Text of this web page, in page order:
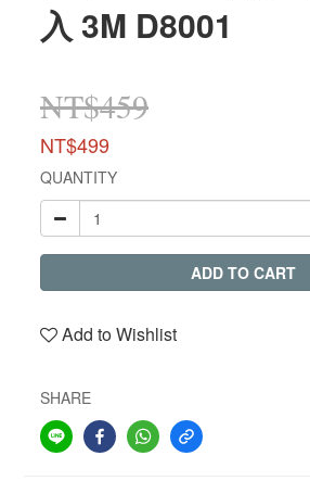
入 3M D8001
NT$459
NT$499
QUANTITY
ADD TO CART
Add to Wishlist
SHARE